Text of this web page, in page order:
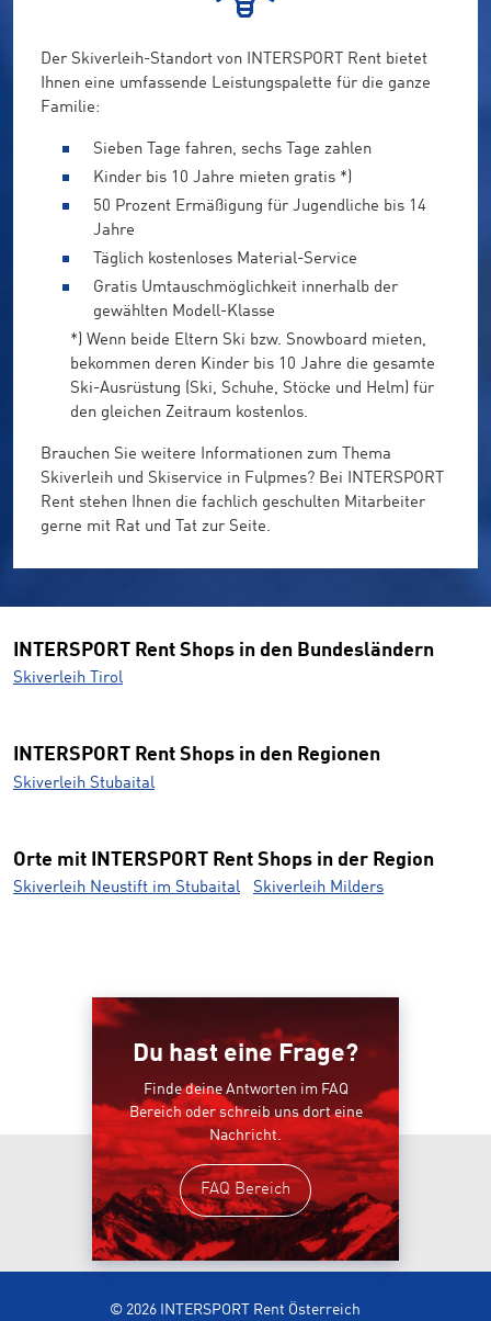
Der Skiverleih-Standort von INTERSPORT Rent bietet
Ihnen eine umfassende Leistungspalette für die ganze
Familie:
Sieben Tage fahren, sechs Tage zahlen
Kinder bis 10 Jahre mieten gratis *)
50 Prozent Ermäßigung für Jugendliche bis 14
Jahre
Täglich kostenloses Material-Service
Gratis Umtauschmöglichkeit innerhalb der
gewählten Modell-Klasse
*) Wenn beide Eltern Ski bzw. Snowboard mieten,
bekommen deren Kinder bis 10 Jahre die gesamte
Ski-Ausrüstung (Ski, Schuhe, Stöcke und Helm) für
den gleichen Zeitraum kostenlos.
Brauchen Sie weitere Informationen zum Thema
Skiverleih und Skiservice in Fulpmes? Bei INTERSPORT
Rent stehen Ihnen die fachlich geschulten Mitarbeiter
gerne mit Rat und Tat zur Seite.
INTERSPORT Rent Shops in den Bundesländern
Skiverleih Tirol
INTERSPORT Rent Shops in den Regionen
Skiverleih Stubaital
Orte mit INTERSPORT Rent Shops in der Region
Skiverleih Neustift im Stubaital Skiverleih Milders
Du hast eine Frage?
Finde deine Antworten im FAQ
Bereich oder schreib uns dort eine
Nachricht.
FAQ Bereich
© 2026 INTERSPORT Rent Österreich